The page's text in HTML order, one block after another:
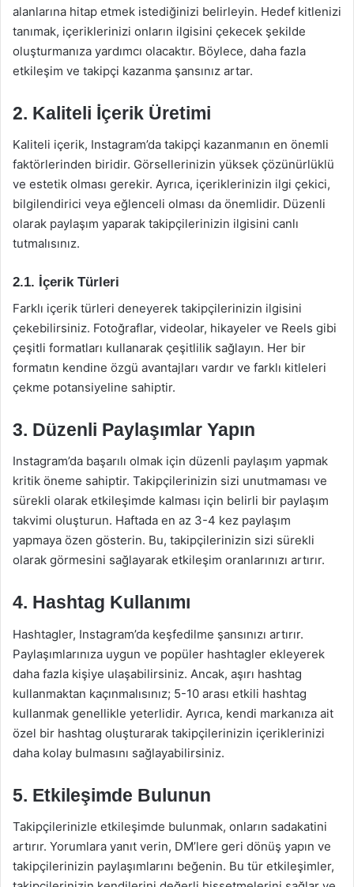
alanlarına hitap etmek istediğinizi belirleyin. Hedef kitlenizi
tanımak, içeriklerinizi onların ilgisini çekecek şekilde
oluşturmanıza yardımcı olacaktır. Böylece, daha fazla
etkileşim ve takipçi kazanma şansınız artar.
2. Kaliteli İçerik Üretimi
Kaliteli içerik, Instagram’da takipçi kazanmanın en önemli
faktörlerinden biridir. Görsellerinizin yüksek çözünürlüklü
ve estetik olması gerekir. Ayrıca, içeriklerinizin ilgi çekici,
bilgilendirici veya eğlenceli olması da önemlidir. Düzenli
olarak paylaşım yaparak takipçilerinizin ilgisini canlı
tutmalısınız.
2.1. İçerik Türleri
Farklı içerik türleri deneyerek takipçilerinizin ilgisini
çekebilirsiniz. Fotoğraflar, videolar, hikayeler ve Reels gibi
çeşitli formatları kullanarak çeşitlilik sağlayın. Her bir
formatın kendine özgü avantajları vardır ve farklı kitleleri
çekme potansiyeline sahiptir.
3. Düzenli Paylaşımlar Yapın
Instagram’da başarılı olmak için düzenli paylaşım yapmak
kritik öneme sahiptir. Takipçilerinizin sizi unutmaması ve
sürekli olarak etkileşimde kalması için belirli bir paylaşım
takvimi oluşturun. Haftada en az 3-4 kez paylaşım
yapmaya özen gösterin. Bu, takipçilerinizin sizi sürekli
olarak görmesini sağlayarak etkileşim oranlarınızı artırır.
4. Hashtag Kullanımı
Hashtagler, Instagram’da keşfedilme şansınızı artırır.
Paylaşımlarınıza uygun ve popüler hashtagler ekleyerek
daha fazla kişiye ulaşabilirsiniz. Ancak, aşırı hashtag
kullanmaktan kaçınmalısınız; 5-10 arası etkili hashtag
kullanmak genellikle yeterlidir. Ayrıca, kendi markanıza ait
özel bir hashtag oluşturarak takipçilerinizin içeriklerinizi
daha kolay bulmasını sağlayabilirsiniz.
5. Etkileşimde Bulunun
Takipçilerinizle etkileşimde bulunmak, onların sadakatini
artırır. Yorumlara yanıt verin, DM’lere geri dönüş yapın ve
takipçilerinizin paylaşımlarını beğenin. Bu tür etkileşimler,